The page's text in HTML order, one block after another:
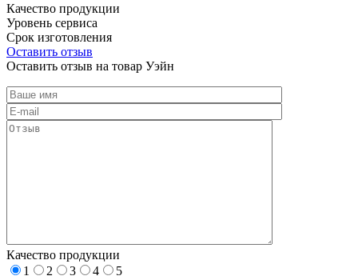
Качество продукции
Уровень сервиса
Срок изготовления
Оставить отзыв
Оставить отзыв на товар Уэйн
Качество продукции
1
2 3 4
5